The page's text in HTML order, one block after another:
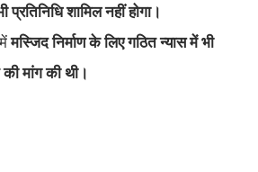
शामिल नहीं होगा।
मेंमस्जिद निर्माण के लिए गठित न्यास में भी
मांग की थी।